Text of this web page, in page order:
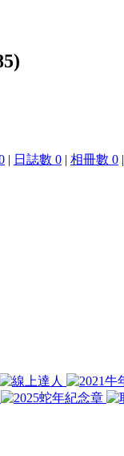
| 日誌數 0 | 相冊數 0 |